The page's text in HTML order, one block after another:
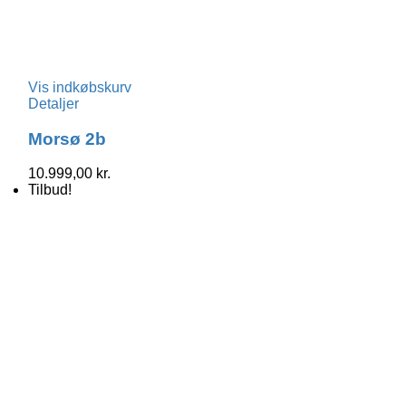
Vis indkøbskurv
Detaljer
Morsø 2b
10.999,00 kr.
Tilbud!